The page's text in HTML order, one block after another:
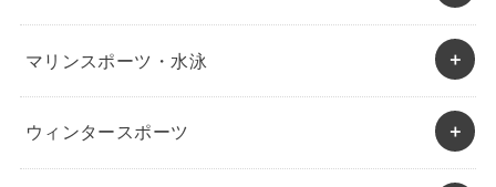
マリンスポーツ・水泳
ウィンタースポーツ